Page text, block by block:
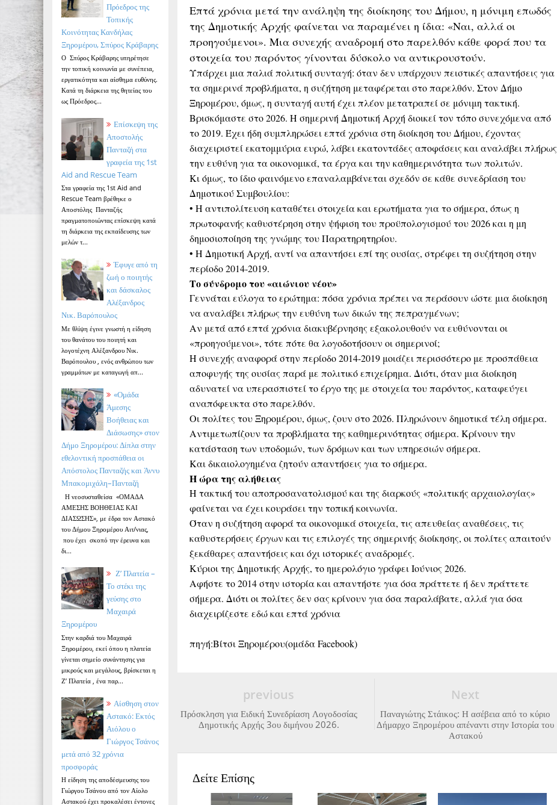
Πρόεδρος της
Τοπικής
Κοινότητας Κανδήλας
Ξηρομέρου, Σπύρος Κράβαρης
Ο Σπύρος Κράβαρης υπηρέτησε
την τοπική κοινωνία με συνέπεια,
εργατικότητα και αίσθημα ευθύνης.
Κατά τη διάρκεια της θητείας του
ως Πρόεδρος...
Επίσκεψη της
Αποστολής
Πανταζή στα
γραφεία της 1st
Aid and Rescue Team
Στα γραφεία της 1st Aid and
Rescue Team βρέθηκε ο
Αποστόλης Πανταζής
πραγματοποιώντας επίσκεψη κατά
τη διάρκεια της εκπαίδευσης των
μελών τ...
Έφυγε από τη
ζωή ο ποιητής
και δάσκαλος
Αλέξανδρος
Νικ. Βαρόπουλος
Με θλίψη έγινε γνωστή η είδηση
του θανάτου του ποιητή και
λογοτέχνη Αλέξανδρου Νικ.
Βαρόπουλου , ενός ανθρώπου των
γραμμάτων με καταγωγή απ...
«Ομάδα
Άμεσης
Βοήθειας και
Διάσωσης» στον
Δήμο Ξηρομέρου: Δίπλα στην
εθελοντική προσπάθεια οι
Απόστολος Πανταζής και Άννυ
Μπακομιχάλη–Πανταζή
Η νεοσυσταθείσα «ΟΜΑΔΑ
ΑΜΕΣΗΣ ΒΟΗΘΕΙΑΣ ΚΑΙ
ΔΙΑΣΩΣΗΣ», με έδρα τον Αστακό
του Δήμου Ξηρομέρου Αιτ/νιας,
που έχει σκοπό την έρευνα και
δι...
Ζ’ Πλατεία –
Το στέκι της
γεύσης στο
Μαχαιρά
Ξηρομέρου
Στην καρδιά του Μαχαιρά
Ξηρομέρου, εκεί όπου η πλατεία
γίνεται σημείο συνάντησης για
μικρούς και μεγάλους, βρίσκεται η
Ζ’ Πλατεία , ένα παρ...
Αίσθηση στον
Αστακό: Εκτός
Αιόλου ο
Γιώργος Τσάνος
μετά από 32 χρόνια
προσφοράς
Η είδηση της αποδέσμευσης του
Γιώργου Τσάνου από τον Αίολο
Αστακού έχει προκαλέσει έντονες
Επτά χρόνια μετά την ανάληψη της διοίκησης του Δήμου, η μόνιμη επωδός
της Δημοτικής Αρχής φαίνεται να παραμένει η ίδια: «Ναι, αλλά οι
προηγούμενοι». Μια συνεχής αναδρομή στο παρελθόν κάθε φορά που τα
στοιχεία του παρόντος γίνονται δύσκολο να αντικρουστούν.
Υπάρχει μια παλιά πολιτική συνταγή: όταν δεν υπάρχουν πειστικές απαντήσεις για
τα σημερινά προβλήματα, η συζήτηση μεταφέρεται στο παρελθόν. Στον Δήμο
Ξηρομέρου, όμως, η συνταγή αυτή έχει πλέον μετατραπεί σε μόνιμη τακτική.
Βρισκόμαστε στο 2026. Η σημερινή Δημοτική Αρχή διοικεί τον τόπο συνεχόμενα από
το 2019. Έχει ήδη συμπληρώσει επτά χρόνια στη διοίκηση του Δήμου, έχοντας
διαχειριστεί εκατομμύρια ευρώ, λάβει εκατοντάδες αποφάσεις και αναλάβει πλήρως
την ευθύνη για τα οικονομικά, τα έργα και την καθημερινότητα των πολιτών.
Κι όμως, το ίδιο φαινόμενο επαναλαμβάνεται σχεδόν σε κάθε συνεδρίαση του
Δημοτικού Συμβουλίου:
• Η αντιπολίτευση καταθέτει στοιχεία και ερωτήματα για το σήμερα, όπως η
πρωτοφανής καθυστέρηση στην ψήφιση του προϋπολογισμού του 2026 και η μη
δημοσιοποίηση της γνώμης του Παρατηρητηρίου.
• Η Δημοτική Αρχή, αντί να απαντήσει επί της ουσίας, στρέφει τη συζήτηση στην
περίοδο 2014-2019.
Το σύνδρομο του «αιώνιου νέου»
Γεννάται εύλογα το ερώτημα: πόσα χρόνια πρέπει να περάσουν ώστε μια διοίκηση
να αναλάβει πλήρως την ευθύνη των δικών της πεπραγμένων;
Αν μετά από επτά χρόνια διακυβέρνησης εξακολουθούν να ευθύνονται οι
«προηγούμενοι», τότε πότε θα λογοδοτήσουν οι σημερινοί;
Η συνεχής αναφορά στην περίοδο 2014-2019 μοιάζει περισσότερο με προσπάθεια
αποφυγής της ουσίας παρά με πολιτικό επιχείρημα. Διότι, όταν μια διοίκηση
αδυνατεί να υπερασπιστεί το έργο της με στοιχεία του παρόντος, καταφεύγει
αναπόφευκτα στο παρελθόν.
Οι πολίτες του Ξηρομέρου, όμως, ζουν στο 2026. Πληρώνουν δημοτικά τέλη σήμερα.
Αντιμετωπίζουν τα προβλήματα της καθημερινότητας σήμερα. Κρίνουν την
κατάσταση των υποδομών, των δρόμων και των υπηρεσιών σήμερα.
Και δικαιολογημένα ζητούν απαντήσεις για το σήμερα.
Η ώρα της αλήθειας
Η τακτική του αποπροσανατολισμού και της διαρκούς «πολιτικής αρχαιολογίας»
φαίνεται να έχει κουράσει την τοπική κοινωνία.
Όταν η συζήτηση αφορά τα οικονομικά στοιχεία, τις απευθείας αναθέσεις, τις
καθυστερήσεις έργων και τις επιλογές της σημερινής διοίκησης, οι πολίτες απαιτούν
ξεκάθαρες απαντήσεις και όχι ιστορικές αναδρομές.
Κύριοι της Δημοτικής Αρχής, το ημερολόγιο γράφει Ιούνιος 2026.
Αφήστε το 2014 στην ιστορία και απαντήστε για όσα πράττετε ή δεν πράττετε
σήμερα. Διότι οι πολίτες δεν σας κρίνουν για όσα παραλάβατε, αλλά για όσα
διαχειρίζεστε εδώ και επτά χρόνια
πηγή:Βίτσι Ξηρομέρου(ομάδα Facebook)
Next
Παναγιώτης Στάικος: Η ασέβεια από το κύριο
Δήμαρχο Ξηρομέρου απέναντι στην Ιστορία του
Αστακού
previous
Πρόσκληση για Ειδική Συνεδρίαση Λογοδοσίας
Δημοτικής Αρχής 3ου διμήνου 2026.
Δείτε Επίσης